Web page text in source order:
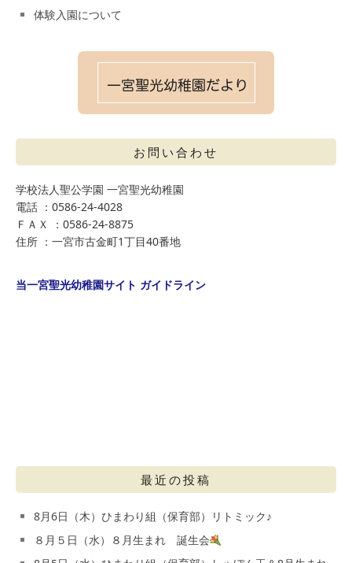
体験入園について
お問い合わせ
学校法人聖公学園 一宮聖光幼稚園
電話 ：0586-24-4028
ＦＡＸ ：0586-24-8875
住所 ：一宮市古金町1丁目40番地
当一宮聖光幼稚園サイト ガイドライン
最近の投稿
8月6日（木）ひまわり組（保育部）リトミック♪
８月５日（水）８月生まれ 誕生会